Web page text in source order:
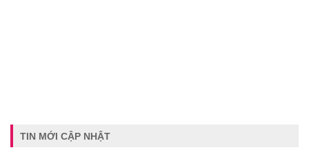
TIN MỚI CẬP NHẬT